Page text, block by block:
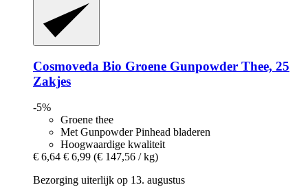
Cosmoveda Bio Groene Gunpowder Thee, 25
Zakjes
-5%
Groene thee
Met Gunpowder Pinhead bladeren
Hoogwaardige kwaliteit
€ 6,64 € 6,99 (€ 147,56 / kg)
Bezorging uiterlijk op 13. augustus